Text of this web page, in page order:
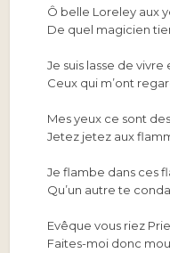
Ô belle Loreley aux
De quel magicien
Je suis lasse de
Ceux qui m’ont
Mes yeux ce sont
Jetez jetez aux
Je flambe dans ces
Qu’un autre te
Evêque vous riez
Faites-moi donc